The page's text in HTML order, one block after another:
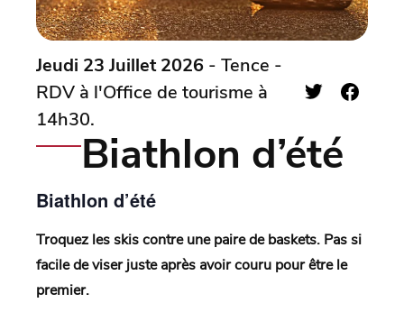
Jeudi 23 Juillet 2026 - Tence -
RDV à l'Office de tourisme à
14h30.
Biathlon d’été
Biathlon d’été
Troquez les skis contre une paire de baskets. Pas si
facile de viser juste après avoir couru pour être le
premier.